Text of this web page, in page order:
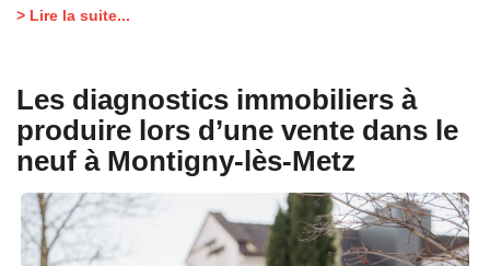
> Lire la suite...
Les diagnostics immobiliers à
produire lors d’une vente dans le
neuf à Montigny-lès-Metz